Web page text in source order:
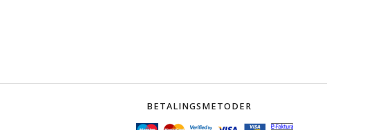
BETALINGSMETODER